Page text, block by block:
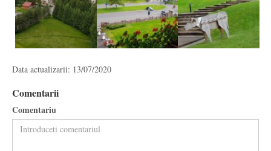
Data actualizarii: 13/07/2020
Comentarii
Comentariu